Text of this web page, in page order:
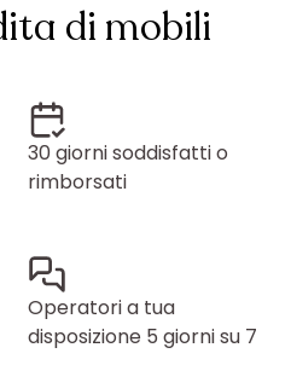
di mobili
30 giorni soddisfatti o
rimborsati
Operatori a tua
disposizione 5 giorni su 7